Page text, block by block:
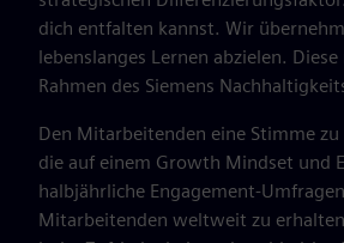
dich entfalten kannst. Wir
lebenslanges Lernen abzielen.
Rahmen des Siemens
Den Mitarbeitenden eine Stimme
die auf einem Growth Mindset und
halbjährliche Engagement-
Mitarbeitenden weltweit zu